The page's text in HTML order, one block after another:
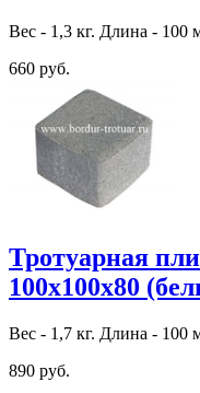
Вес - 1,3 кг. Длина -
660 руб.
Тротуарная
100х100х80
Вес - 1,7 кг. Длина -
890 руб.